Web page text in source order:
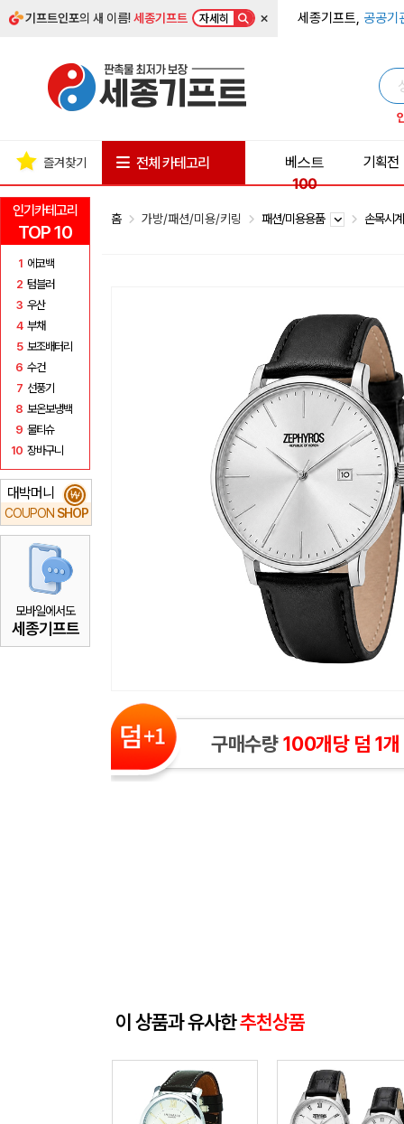
기프트인포의 새 이름!세종기프트 자세히 × 세종기프트, 공공기
인기카테고리
TOP 10
1 에코백
2 텀블러
3 우산
4 부채
5 보조배터리
6 수건
7 선풍기
8 보온보냉백
9 물티슈
10 장바구니
대박머니
COUPON SHOP
₩
모바일에서도
세종기프트
즐겨찾기 전체 카테고리
베스트
100
기획전
홈 가방/패션/미용/키링 패션/미용용품 손목시
구매수량100개당 덤 1개
이 상품과 유사한추천상품